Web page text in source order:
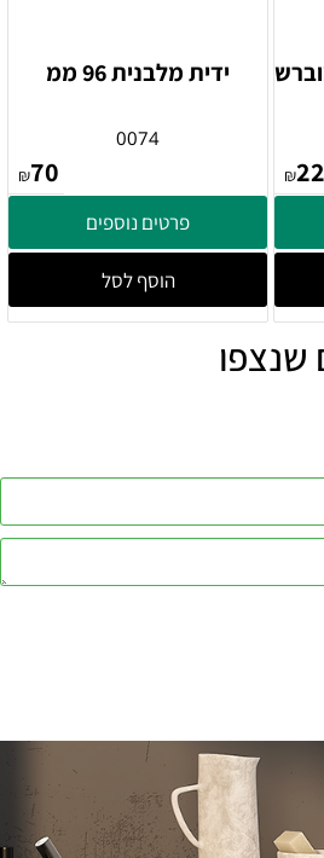
מוברש
₪22
ידית מלבנית 96 ממ
0074
₪70
פרטים נוספים
הוסף לסל
שנצפו